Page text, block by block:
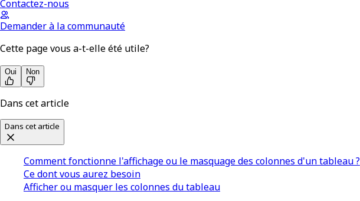
Contactez-nous
Demander à la communauté
Cette page vous a-t-elle été utile?
Oui Non
Dans cet article
Dans cet article
Comment fonctionne l'affichage ou le masquage des colonnes d'un tableau ?
Ce dont vous aurez besoin
Afficher ou masquer les colonnes du tableau